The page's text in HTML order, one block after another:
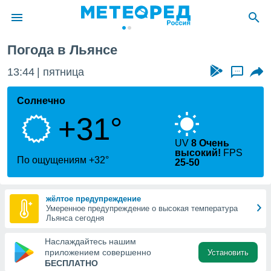
о
Вы можете
к этому
доступ
Погода в Льянсе
13:44 пятница ...
Солнечно
+31°
По ощущениям +32°
UV8 Очень
высокий! FPS
25-50
жёлтое предупреждение
Умеренное предупреждение о высокая температура
Льянса сегодня
Наслаждайтесь нашим
приложением совершенно
БЕСПЛАТНО
Установить